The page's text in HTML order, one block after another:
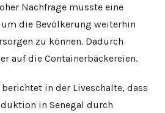
Nachfrage musste eine
die Bevölkerung weiterhin
zu können. Dadurch
auf die Containerbäckereien.
in der Liveschalte, dass
in Senegal durch